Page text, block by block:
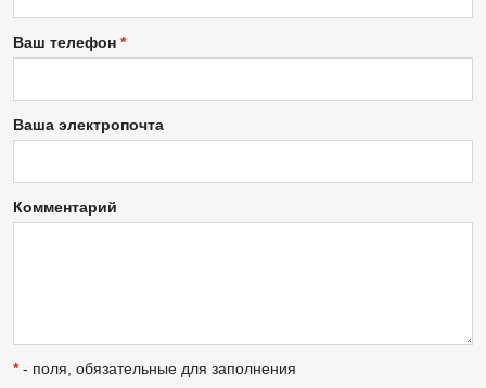
Ваш телефон
Ваша электропочта
Комментарий
*- поля, обязательные для заполнения